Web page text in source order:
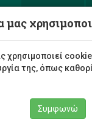
Διοίκηση
μας
χρησιμοποιεί
της, όπως
Συμφωνώ